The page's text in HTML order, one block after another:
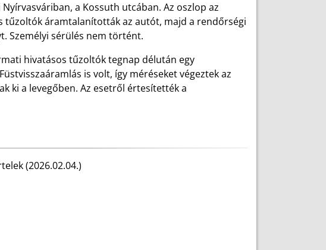
a Kossuth utcában. Az oszlop az
áramtalanították az autót, majd a rendőrségi
Személyi sérülés nem történt.
hivatásos tűzoltók tegnap délután egy
is volt, így méréseket végeztek az
ki a levegőben. Az esetről értesítették a
(2026.02.04.)